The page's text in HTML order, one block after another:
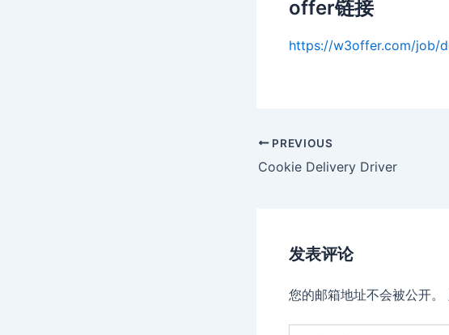
offer链接
https://w3offer.com/job/
Post
navigation
PREVIOUS
Cookie Delivery Driver
发表评论
您的邮箱地址不会被公开。